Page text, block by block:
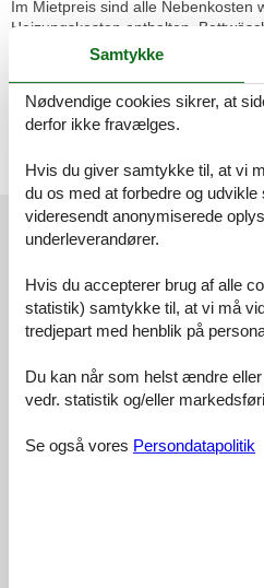
Im Mietpreis sind alle Nebenkosten
Heizungskosten enthalten.
ebenfalls als Erstausstattung
befindet sich am Haus. Als
Internetnutzung über WLAN
AGB keine Haftung bei etwaigen
Kurtaxe
Eksterne
Vores gæsteanmeldelser
4,3
Faciliteter:
Komfort:
Samtykke
Nødvendige cookies sikrer, at
derfor ikke fravælges.
Hvis du giver samtykke til, at vi
du os med at forbedre og
videresendt anonymiserede
underleverandører.
Hvis du accepterer brug af alle
statistik) samtykke til, at vi må
tredjepart med henblik på
Du kan når som helst ændre
vedr. statistik og/eller
Se også vores Persondatapolitik